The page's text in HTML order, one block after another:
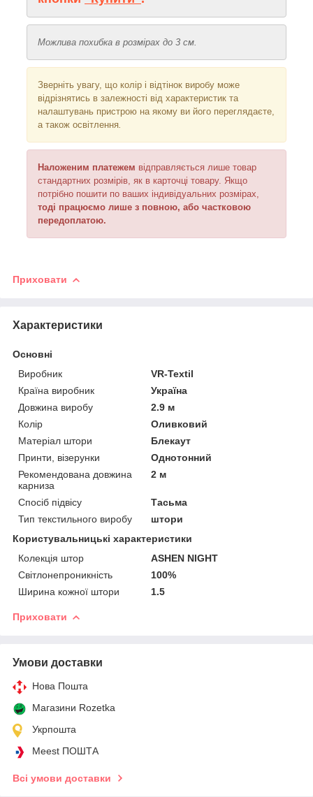
Можлива похибка в розмірах до 3 см.
Зверніть увагу, що колір і відтінок виробу може
відрізнятись в залежності від характеристик та
налаштувань пристрою на якому ви його переглядаєте,
а також освітлення
Наложеним платежем відправляється лише товар
стандартних розмірів, як в карточці товару. Якщо
потрібно пошити по ваших індивідуальних розмірах,
тоді працюємо лише з повною, або частковою
передоплатою.
Приховати
Характеристики
Основні
Виробник
VR-Textil
Країна виробник
Україна
Довжина виробу
2.9 м
Колір
Оливковий
Матеріал штори
Блекаут
Принти, візерунки
Однотонний
Рекомендована довжина
карниза
2 м
Спосіб підвісу
Тасьма
Тип текстильного виробу
штори
Користувальницькі характеристики
Колекція штор
ASHEN NIGHT
Світлонепроникність
100%
Ширина кожної штори
1.5
Приховати
Умови доставки
Нова Пошта
Магазини Rozetka
Укрпошта
Meest ПОШТА
Всі умови доставки